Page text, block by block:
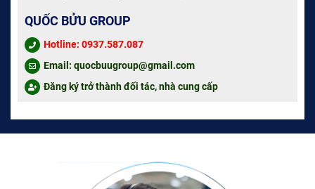
QUỐC BỬU GROUP
Hotline: 0937.587.087
Email: quocbuugroup@gmail.com
Đăng ký trở thành đối tác, nhà cung cấp